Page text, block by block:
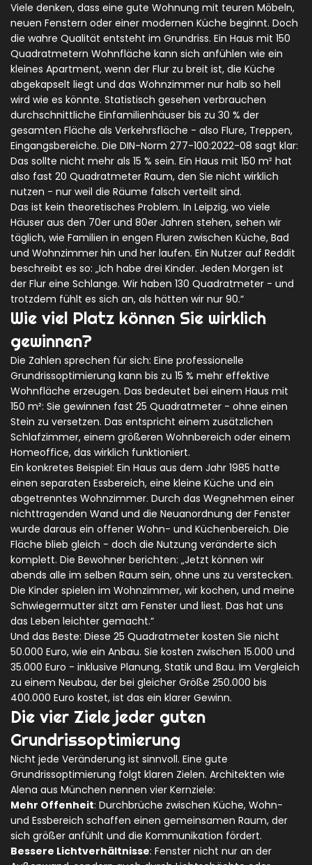
Viele denken, dass eine gute Wohnung mit teuren Möbeln,
neuen Fenstern oder einer modernen Küche beginnt. Doch
die wahre Qualität entsteht im Grundriss. Ein Haus mit 150
Quadratmetern Wohnfläche kann sich anfühlen wie ein
kleines Apartment, wenn der Flur zu breit ist, die Küche
abgekapselt liegt und das Wohnzimmer nur halb so hell
wird wie es könnte. Statistisch gesehen verbrauchen
durchschnittliche Einfamilienhäuser bis zu 30 % der
gesamten Fläche als Verkehrsfläche - also Flure, Treppen,
Eingangsbereiche. Die DIN-Norm 277-100:2022-08 sagt klar:
Das sollte nicht mehr als 15 % sein. Ein Haus mit 150 m² hat
also fast 20 Quadratmeter Raum, den Sie nicht wirklich
nutzen - nur weil die Räume falsch verteilt sind.
Das ist kein theoretisches Problem. In Leipzig, wo viele
Häuser aus den 70er und 80er Jahren stehen, sehen wir
täglich, wie Familien in engen Fluren zwischen Küche, Bad
und Wohnzimmer hin und her laufen. Ein Nutzer auf Reddit
beschreibt es so: „Ich habe drei Kinder. Jeden Morgen ist
der Flur eine Schlange. Wir haben 130 Quadratmeter - und
trotzdem fühlt es sich an, als hätten wir nur 90.“
Wie viel Platz können Sie wirklich
gewinnen?
Die Zahlen sprechen für sich: Eine professionelle
Grundrissoptimierung kann bis zu 15 % mehr effektive
Wohnfläche erzeugen. Das bedeutet bei einem Haus mit
150 m²: Sie gewinnen fast 25 Quadratmeter - ohne einen
Stein zu versetzen. Das entspricht einem zusätzlichen
Schlafzimmer, einem größeren Wohnbereich oder einem
Homeoffice, das wirklich funktioniert.
Ein konkretes Beispiel: Ein Haus aus dem Jahr 1985 hatte
einen separaten Essbereich, eine kleine Küche und ein
abgetrenntes Wohnzimmer. Durch das Wegnehmen einer
nichttragenden Wand und die Neuanordnung der Fenster
wurde daraus ein offener Wohn- und Küchenbereich. Die
Fläche blieb gleich - doch die Nutzung veränderte sich
komplett. Die Bewohner berichten: „Jetzt können wir
abends alle im selben Raum sein, ohne uns zu verstecken.
Die Kinder spielen im Wohnzimmer, wir kochen, und meine
Schwiegermutter sitzt am Fenster und liest. Das hat uns
das Leben leichter gemacht.“
Und das Beste: Diese 25 Quadratmeter kosten Sie nicht
50.000 Euro, wie ein Anbau. Sie kosten zwischen 15.000 und
35.000 Euro - inklusive Planung, Statik und Bau. Im Vergleich
zu einem Neubau, der bei gleicher Größe 250.000 bis
400.000 Euro kostet, ist das ein klarer Gewinn.
Die vier Ziele jeder guten
Grundrissoptimierung
Nicht jede Veränderung ist sinnvoll. Eine gute
Grundrissoptimierung folgt klaren Zielen. Architekten wie
Alena aus München nennen vier Kernziele:
Mehr Offenheit: Durchbrüche zwischen Küche, Wohn-
und Essbereich schaffen einen gemeinsamen Raum, der
sich größer anfühlt und die Kommunikation fördert.
Bessere Lichtverhältnisse: Fenster nicht nur an der